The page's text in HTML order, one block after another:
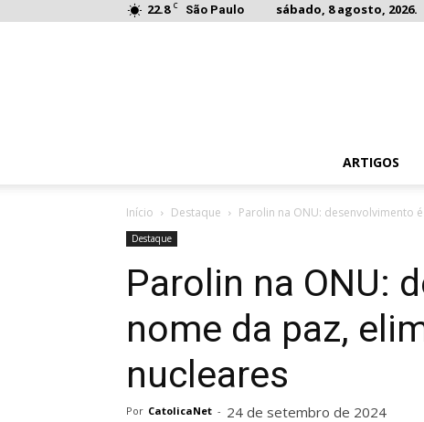
22.8 C São Paulo sábado, 8 agosto, 2026.
ARTIGOS
Início Destaque Parolin na ONU: desenvolvimento
Destaque
Parolin na ONU:
nome da paz,
nucleares
Por CatolicaNet - 24 de setembro de 2024